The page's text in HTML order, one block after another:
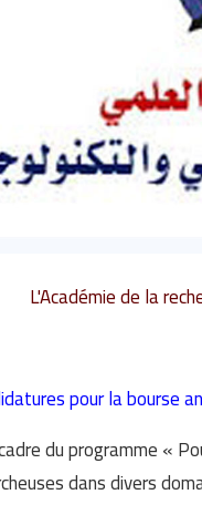
L'Académie de la
pour la bourse
du programme «
dans divers